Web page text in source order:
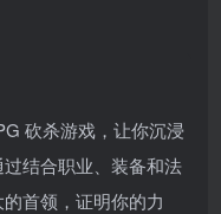
砍杀游戏，让你沉浸
结合职业、装备和法
首领，证明你的力